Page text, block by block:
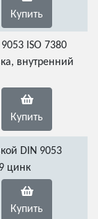
Купить
ISO 7380
внутренний
Купить
DIN 9053
цинк
Купить